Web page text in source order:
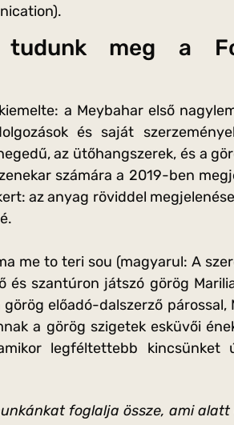
tudunk meg a
a Meybahar első
és saját
az ütőhangszerek, és a
számára a 2019-ben
az anyag röviddel
me to teri sou (magyarul: A
és szantúron játszó görög
előadó-dalszerző párossal,
a görög szigetek esküvői
legféltettebb kincsünket
foglalja össze, ami alatt